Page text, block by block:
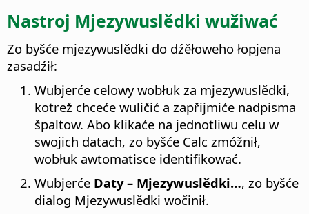
Nastroj Mjezywuslědki wužiwać
Zo byšće mjezywuslědki do dźěłoweho łopjena
zasadźił:
Wubjerće celowy wobłuk za mjezywuslědki,
kotrež chceće wuličić a zapřijmiće nadpisma
špaltow. Abo klikaće na jednotliwu celu w
swojich datach, zo byšće Calc zmóžnił,
wobłuk awtomatisce identifikować.
Wubjerće Daty – Mjezywuslědki…, zo byšće
dialog Mjezywuslědki wočinił.